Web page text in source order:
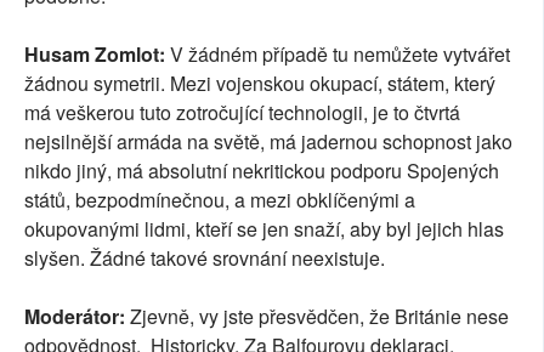
Husam Zomlot: V žádném případě tu nemůžete vytvářet
žádnou symetrii. Mezi vojenskou okupací, státem, který
má veškerou tuto zotročující technologii, je to čtvrtá
nejsilnější armáda na světě, má jadernou schopnost jako
nikdo jiný, má absolutní nekritickou podporu Spojených
států, bezpodmínečnou, a mezi obklíčenými a
okupovanými lidmi, kteří se jen snaží, aby byl jejich hlas
slyšen. Žádné takové srovnání neexistuje.
Moderátor: Zjevně, vy jste přesvědčen, že Británie nese
odpovědnost. Historicky. Za Balfourovu deklaraci.